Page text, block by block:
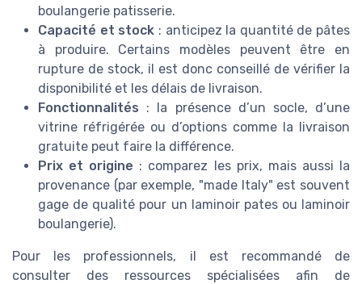
boulangerie patisserie.
Capacité et stock : anticipez la quantité de pâtes
à produire. Certains modèles peuvent être en
rupture de stock, il est donc conseillé de vérifier la
disponibilité et les délais de livraison.
Fonctionnalités : la présence d’un socle, d’une
vitrine réfrigérée ou d’options comme la livraison
gratuite peut faire la différence.
Prix et origine : comparez les prix, mais aussi la
provenance (par exemple, "made Italy" est souvent
gage de qualité pour un laminoir pates ou laminoir
boulangerie).
Pour les professionnels, il est recommandé de
consulter des ressources spécialisées afin de